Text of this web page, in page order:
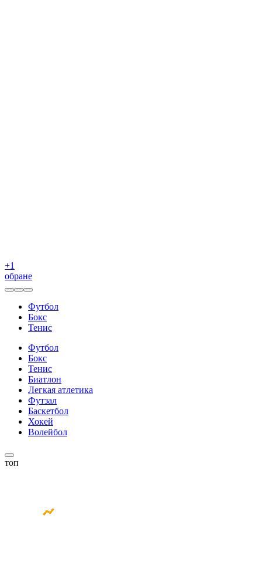
+1
обране
Футбол
Бокс
Тенис
Футбол
Бокс
Тенис
Биатлон
Легкая атлетика
Футзал
Баскетбол
Хокей
Волейбол
топ